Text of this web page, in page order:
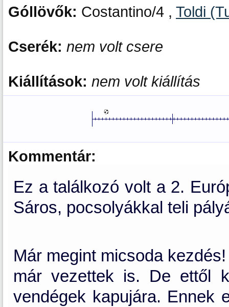
Góllövők: Costantino/4 , Toldi
Cserék: nem volt csere
Kiállítások: nem volt kiállítás
Kommentár:
Ez a találkozó volt a 2.
Sáros, pocsolyákkal teli
Már megint micsoda
már vezettek is. De ettől
vendégek kapujára. Ennek